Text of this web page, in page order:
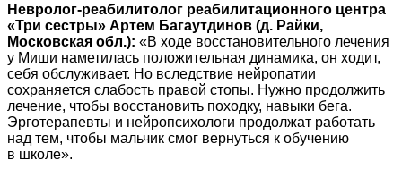
Невролог-реабилитолог реабилитационного центра
«Три сестры» Артем Багаутдинов (д. Райки,
Московская обл.): «В ходе восстановительного лечения
у Миши наметилась положительная динамика, он ходит,
себя обслуживает. Но вследствие нейропатии
сохраняется слабость правой стопы. Нужно продолжить
лечение, чтобы восстановить походку, навыки бега.
Эрготерапевты и нейропсихологи продолжат работать
над тем, чтобы мальчик смог вернуться к обучению
в школе».